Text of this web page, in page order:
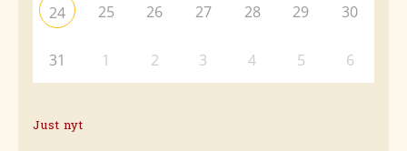
24 25 26 27 28 29 30
31 1 2 3 4 5 6
Just nyt